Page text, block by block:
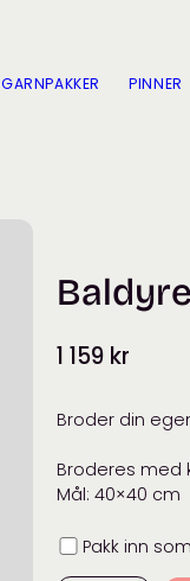
GARNPAKKER PINNER
1 159 kr
Broder din
Broderes med
Mål: 40×40 cm
Innpakning
Pakk inn